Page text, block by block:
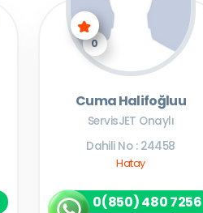
0
Cuma Halifoğluu
ServisJET Onaylı
Dahili No : 24458
Hatay
0(850) 480 7256